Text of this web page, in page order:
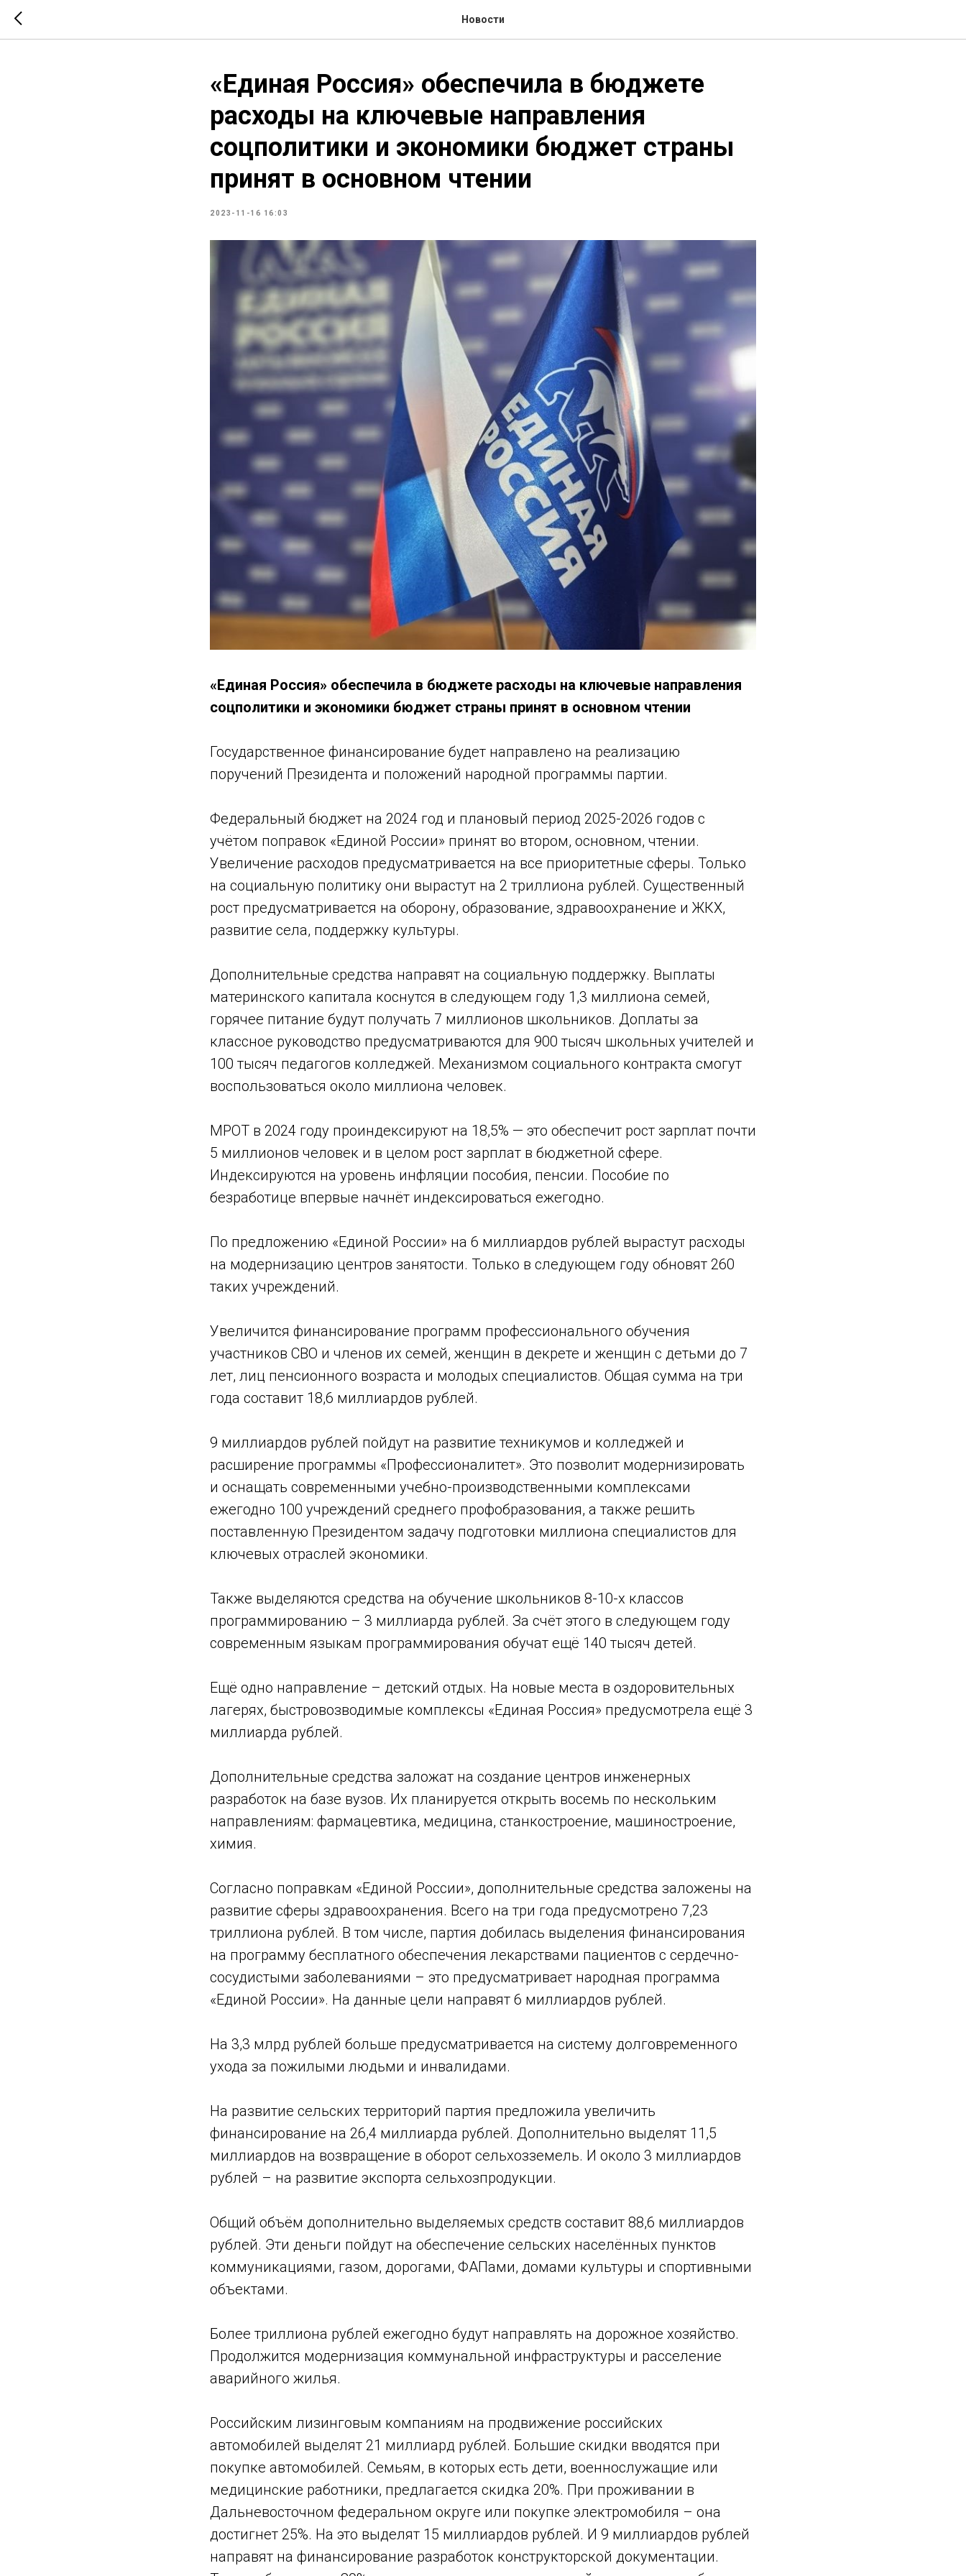
Новости
«Единая Россия» обеспечила в бюджете
расходы на ключевые направления
соцполитики и экономики бюджет страны
принят в основном чтении
2023-11-16 16:03
«Единая Россия» обеспечила в бюджете расходы на ключевые направления
соцполитики и экономики бюджет страны принят в основном чтении
Государственное финансирование будет направлено на реализацию
поручений Президента и положений народной программы партии.
Федеральный бюджет на 2024 год и плановый период 2025-2026 годов с
учётом поправок «Единой России» принят во втором, основном, чтении.
Увеличение расходов предусматривается на все приоритетные сферы. Только
на социальную политику они вырастут на 2 триллиона рублей. Существенный
рост предусматривается на оборону, образование, здравоохранение и ЖКХ,
развитие села, поддержку культуры.
Дополнительные средства направят на социальную поддержку. Выплаты
материнского капитала коснутся в следующем году 1,3 миллиона семей,
горячее питание будут получать 7 миллионов школьников. Доплаты за
классное руководство предусматриваются для 900 тысяч школьных учителей и
100 тысяч педагогов колледжей. Механизмом социального контракта смогут
воспользоваться около миллиона человек.
МРОТ в 2024 году проиндексируют на 18,5% — это обеспечит рост зарплат почти
5 миллионов человек и в целом рост зарплат в бюджетной сфере.
Индексируются на уровень инфляции пособия, пенсии. Пособие по
безработице впервые начнёт индексироваться ежегодно.
По предложению «Единой России» на 6 миллиардов рублей вырастут расходы
на модернизацию центров занятости. Только в следующем году обновят 260
таких учреждений.
Увеличится финансирование программ профессионального обучения
участников СВО и членов их семей, женщин в декрете и женщин с детьми до 7
лет, лиц пенсионного возраста и молодых специалистов. Общая сумма на три
года составит 18,6 миллиардов рублей.
9 миллиардов рублей пойдут на развитие техникумов и колледжей и
расширение программы «Профессионалитет». Это позволит модернизировать
и оснащать современными учебно-производственными комплексами
ежегодно 100 учреждений среднего профобразования, а также решить
поставленную Президентом задачу подготовки миллиона специалистов для
ключевых отраслей экономики.
Также выделяются средства на обучение школьников 8-10-х классов
программированию – 3 миллиарда рублей. За счёт этого в следующем году
современным языкам программирования обучат ещё 140 тысяч детей.
Ещё одно направление – детский отдых. На новые места в оздоровительных
лагерях, быстровозводимые комплексы «Единая Россия» предусмотрела ещё 3
миллиарда рублей.
Дополнительные средства заложат на создание центров инженерных
разработок на базе вузов. Их планируется открыть восемь по нескольким
направлениям: фармацевтика, медицина, станкостроение, машиностроение,
химия.
Согласно поправкам «Единой России», дополнительные средства заложены на
развитие сферы здравоохранения. Всего на три года предусмотрено 7,23
триллиона рублей. В том числе, партия добилась выделения финансирования
на программу бесплатного обеспечения лекарствами пациентов с сердечно-
сосудистыми заболеваниями – это предусматривает народная программа
«Единой России». На данные цели направят 6 миллиардов рублей.
На 3,3 млрд рублей больше предусматривается на систему долговременного
ухода за пожилыми людьми и инвалидами.
На развитие сельских территорий партия предложила увеличить
финансирование на 26,4 миллиарда рублей. Дополнительно выделят 11,5
миллиардов на возвращение в оборот сельхозземель. И около 3 миллиардов
рублей – на развитие экспорта сельхозпродукции.
Общий объём дополнительно выделяемых средств составит 88,6 миллиардов
рублей. Эти деньги пойдут на обеспечение сельских населённых пунктов
коммуникациями, газом, дорогами, ФАПами, домами культуры и спортивными
объектами.
Более триллиона рублей ежегодно будут направлять на дорожное хозяйство.
Продолжится модернизация коммунальной инфраструктуры и расселение
аварийного жилья.
Российским лизинговым компаниям на продвижение российских
автомобилей выделят 21 миллиард рублей. Большие скидки вводятся при
покупке автомобилей. Семьям, в которых есть дети, военнослужащие или
медицинские работники, предлагается скидка 20%. При проживании в
Дальневосточном федеральном округе или покупке электромобиля – она
достигнет 25%. На это выделят 15 миллиардов рублей. И 9 миллиардов рублей
направят на финансирование разработок конструкторской документации.